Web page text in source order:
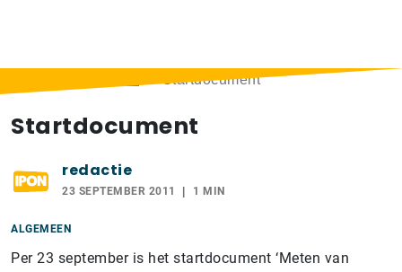
Startdocument
Startdocument
redactie
23 SEPTEMBER 2011 1 MIN
ALGEMEEN
Per 23 september is het startdocument ‘Meten van